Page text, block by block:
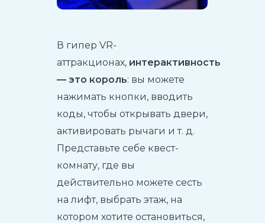
В гипер VR-
аттракционах, интерактивность
— это король: вы можете
нажимать кнопки, вводить
коды, чтобы открывать двери,
активировать рычаги и т. д.
Представьте себе квест-
комнату, где вы
действительно можете сесть
на лифт, выбрать этаж, на
котором хотите остановиться,